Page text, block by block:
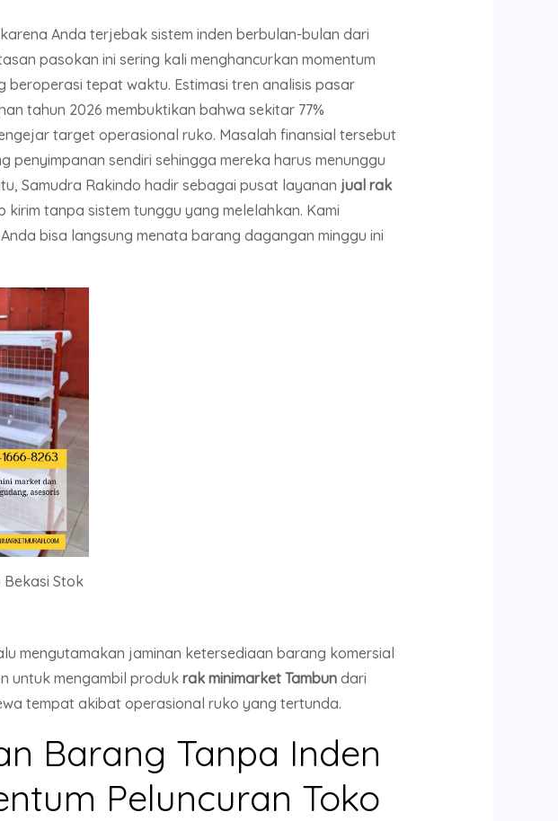
Anda terjebak sistem inden berbulan-bulan dari
pasokan ini sering kali menghancurkan momentum
tepat waktu. Estimasi tren analisis pasar
tahun 2026 membuktikan bahwa sekitar 77%
target operasional ruko. Masalah finansial tersebut
sendiri sehingga mereka harus menunggu
Samudra Rakindo hadir sebagai pusat layanan jual rak
tanpa sistem tunggu yang melelahkan. Kami
bisa langsung menata barang dagangan minggu ini
Bekasi Stok
mengutamakan jaminan ketersediaan barang komersial
untuk mengambil produk rak minimarket Tambundari
tempat akibat operasional ruko yang tertunda.
Barang Tanpa Inden
Peluncuran Toko